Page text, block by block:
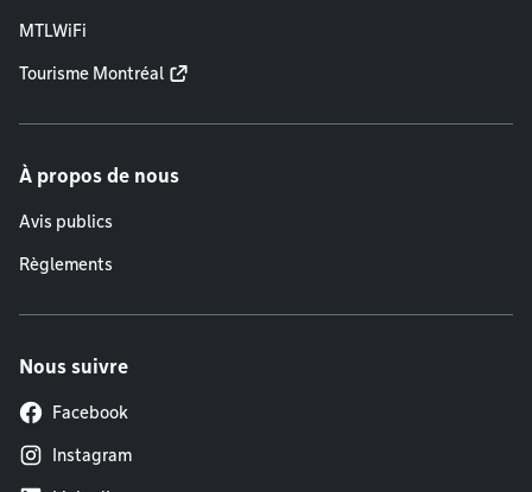
MTLWiFi
Tourisme Montréal
À propos de nous
Avis publics
Règlements
Nous suivre
Facebook
Instagram